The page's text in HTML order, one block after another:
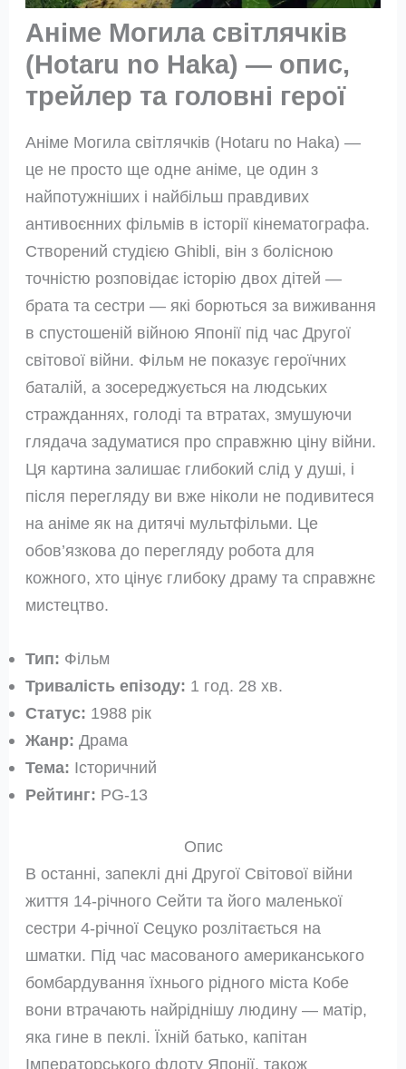
Аніме Могила світлячків
(Hotaru no Haka) — опис,
трейлер та головні герої
Аніме Могила світлячків (Hotaru no Haka) —
це не просто ще одне аніме, це один з
найпотужніших і найбільш правдивих
антивоєнних фільмів в історії кінематографа.
Створений студією Ghibli, він з болісною
точністю розповідає історію двох дітей —
брата та сестри — які борються за виживання
в спустошеній війною Японії під час Другої
світової війни. Фільм не показує героїчних
баталій, а зосереджується на людських
стражданнях, голоді та втратах, змушуючи
глядача задуматися про справжню ціну війни.
Ця картина залишає глибокий слід у душі, і
після перегляду ви вже ніколи не подивитеся
на аніме як на дитячі мультфільми. Це
обов’язкова до перегляду робота для
кожного, хто цінує глибоку драму та справжнє
мистецтво.
Тип: Фільм
Тривалість епізоду: 1 год. 28 хв.
Статус: 1988 рік
Жанр: Драма
Тема: Історичний
Рейтинг: PG-13
Опис
В останні, запеклі дні Другої Світової війни
життя 14-річного Сейти та його маленької
сестри 4-річної Сецуко розлітається на
шматки. Під час масованого американського
бомбардування їхнього рідного міста Кобе
вони втрачають найріднішу людину — матір,
яка гине в пеклі. Їхній батько, капітан
Імператорського флоту Японії, також